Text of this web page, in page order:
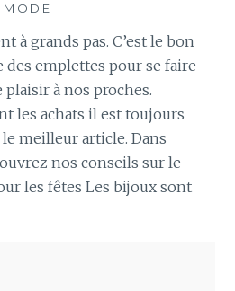
MODE
à grands pas. C’est le bon
emplettes pour se faire
à nos proches.
les achats il est toujours
meilleur article. Dans
nos conseils sur le
les fêtes Les bijoux sont